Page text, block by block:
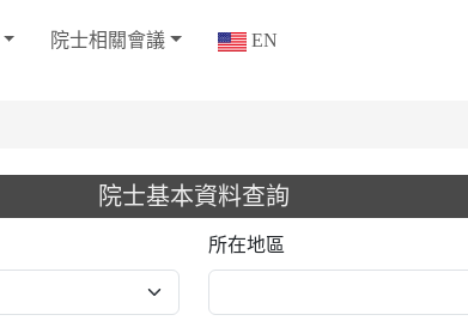
院士相關會議 EN
院士基本資料查詢
所在地區